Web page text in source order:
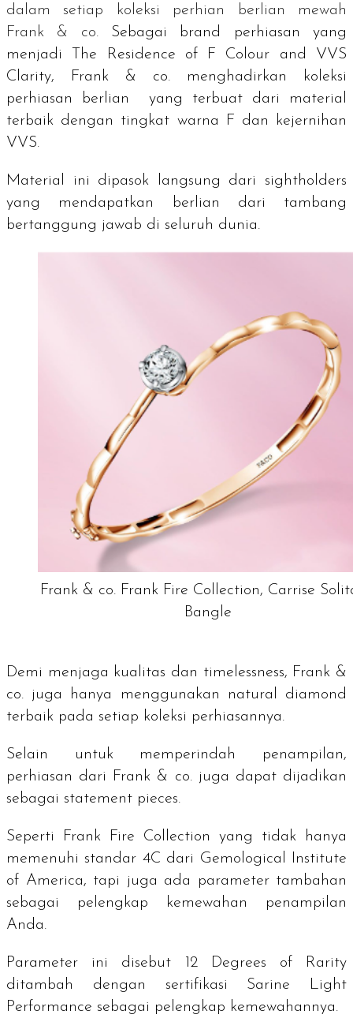
dalam setiap koleksi perhian berlian mewah
Frank & co. Sebagai brand
perhiasan yang
menjadi
The Residence of F Colour and VVS
Clarity, Frank & co. menghadirkan koleksi
perhiasan berlian yang terbuat dari material
terbaik dengan tingkat warna F dan kejernihan
VVS.
Material ini dipasok langsung dari sightholders
yang mendapatkan berlian dari tambang
bertanggung jawab di seluruh dunia.
Frank & co. Frank Fire Collection, Carrise
Bangle
Demi menjaga kualitas dan timelessness, Frank &
co. juga hanya menggunakan
natural diamond
terbaik pada setiap koleksi perhiasannya.
Selain untuk memperindah penampilan,
perhiasan dari Frank & co. juga dapat dijadikan
sebagai statement pieces.
Seperti Frank Fire Collection yang tidak hanya
memenuhi standar 4C dari Gemological Institute
of America, tapi juga ada parameter tambahan
sebagai pelengkap kemewahan penampilan
Anda.
Parameter ini disebut 12 Degrees of Rarity
ditambah dengan sertifikasi Sarine Light
Performance sebagai pelengkap kemewahannya.